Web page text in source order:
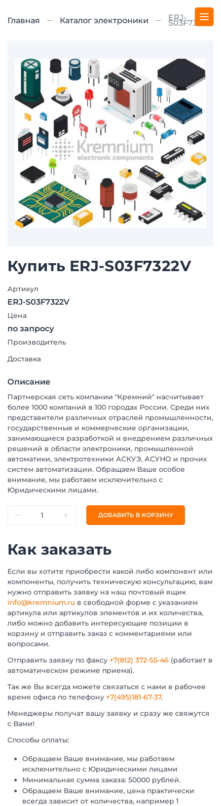
Главная Каталог электроники ERJ-
S03F7322V
Купить ERJ-S03F7322V
Артикул
ERJ-S03F7322V
Цена
по запросу
Производитель
Доставка
Описание
Партнерская сеть компании "Кремний" насчитывает
более 1000 компаний в 100 городах России. Среди них
представители различных отраслей промышленности,
государственные и коммерческие организации,
занимающиеся разработкой и внедрением различных
решений в области электроники, промышленной
автоматики, электротехники АСКУЭ, АСУНО и прочих
систем автоматизации. Обращаем Ваше особое
внимание, мы работаем исключительно с
Юридическими лицами.
ДОБАВИТЬ В КОРЗИНУ
Как заказать
Если вы хотите приобрести какой либо компонент или
компоненты, получить техническую консультацию, вам
нужно отправить заявку на наш почтовый ящик
info@kremnium.ru в свободной форме с указанием
артикула или артикулов элементов и их количества,
либо можно добавить интересующие позиции в
корзину и отправить заказ с комментариями или
вопросами.
Отправить заявку по факсу +7(812) 372-55-46 (работает в
автоматическом режиме приема).
Так же Вы всегда можете связаться с нами в рабочее
время офиса по телефону +7(495)181-67-37.
Менеджеры получат вашу заявку и сразу же свяжутся
с Вами!
Способы оплаты:
Обращаем Ваше внимание, мы работаем
исключительно с Юридическими лицами
Минимальная сумма заказа: 50000 рублей.
Обращаем Ваше внимание, цена практически
всегда зависит от количества, например 1